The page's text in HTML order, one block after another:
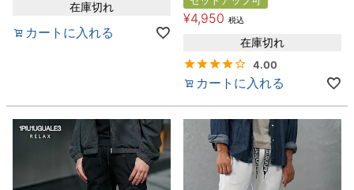
在庫切れ
カートに入れる
¥4,950 税込
在庫切れ
4.00
カートに入れる